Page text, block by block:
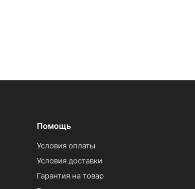
Помощь
Условия оплаты
Условия доставки
Гарантия на товар